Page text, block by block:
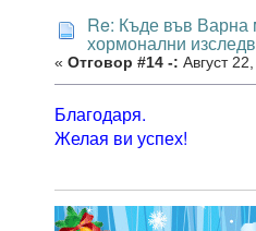
Re: Къде във Варна
хормонални
« Отговор #14 -: Август
Благодаря.
Желая ви успех!